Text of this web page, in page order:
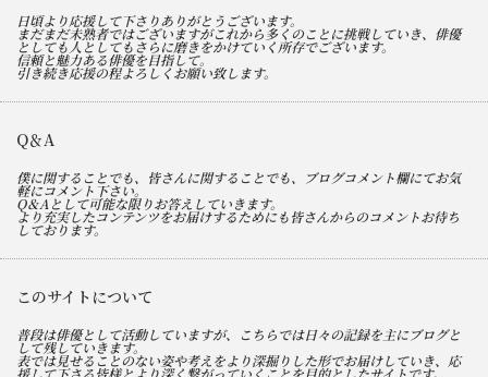
日頃より応援して下さりありがとうございます。
まだまだ未熟者ではございますがこれから多くのことに挑戦していき、俳優
としても人としてもさらに磨きをかけていく所存でございます。
信頼と魅力ある俳優を目指して。
引き続き応援の程よろしくお願い致します。
Q＆A
僕に関することでも、皆さんに関することでも、ブログコメント欄にてお気
軽にコメント下さい。
Q＆Aとして可能な限りお答えしていきます。
より充実したコンテンツをお届けするためにも皆さんからのコメントお待ち
しております。
このサイトについて
普段は俳優として活動していますが、こちらでは日々の記録を主にブログと
して残していきます。
表では見せることのない姿や考えをより深掘りした形でお届けしていき、応
援して下さる皆様とより深く繋がっていくことを目的としたサイトです。